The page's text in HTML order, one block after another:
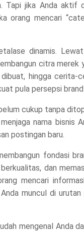
Tapi jika Anda
orang mencari
dinamis.
citra merek
dibuat, hingga
pula persepsi
cukup tanpa
nama
postingan baru.
fondasi
dan
mencari
muncul di
mengenal Anda